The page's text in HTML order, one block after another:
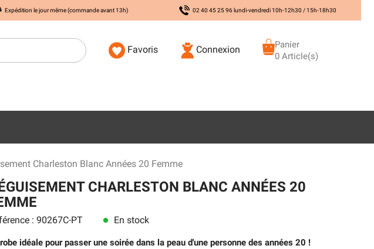
Expédition le jour même (commande avant 13h) 02 40 45 25 96 lundi-vendredi 10h-12h30 / 15h-18h30
Favoris Connexion
Panier
0 Article(s)
Charleston Blanc Années 20 Femme
CHARLESTON BLANC ANNÉES 20
: 90267C-PT lens En stock
idéale pour passer une soirée dans la peau d'une personne des années 20 !